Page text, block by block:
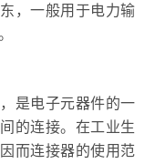
，一般用于电力输
是电子元器件的一
的连接。在工业生
而连接器的使用范